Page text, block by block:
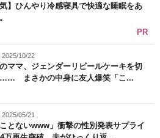
気】ひんやり冷感寝具で快適な睡眠をあ
PR
2025/10/22
ママ、ジェンダーリビールケーキを切
…… まさかの中身に友人爆笑「こ...
2025/05/21
ことないwww」衝撃の性別発表サプライ